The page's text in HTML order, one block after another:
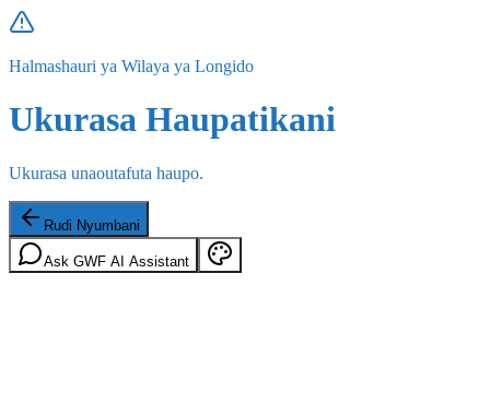
Halmashauri ya Wilaya ya Longido
Ukurasa Haupatikani
Ukurasa unaoutafuta haupo.
Rudi Nyumbani
Ask GWF AI Assistant